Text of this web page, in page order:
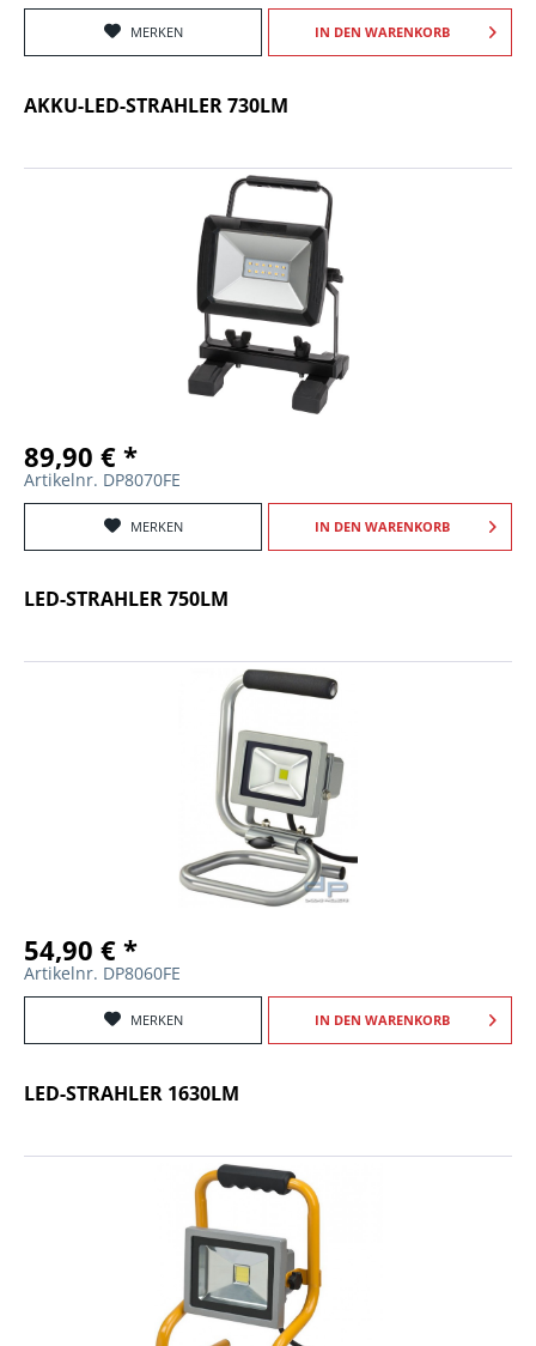
MERKEN IN DEN WARENKORB
AKKU-LED-STRAHLER 730LM
89,90 € *
Artikelnr. DP8070FE
MERKEN IN DEN WARENKORB
LED-STRAHLER 750LM
54,90 € *
Artikelnr. DP8060FE
MERKEN IN DEN WARENKORB
LED-STRAHLER 1630LM